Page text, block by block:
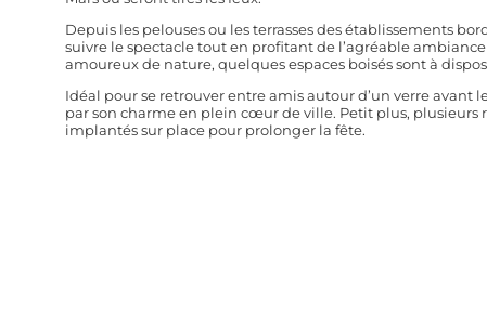
Depuis les pelouses ou les terrasses des établissements
suivre le spectacle tout en profitant de l’agréable
amoureux de nature, quelques espaces boisés sont à
Idéal pour se retrouver entre amis autour d’un verre avant
par son charme en plein cœur de ville. Petit plus, plusieurs
implantés sur place pour prolonger la fête.